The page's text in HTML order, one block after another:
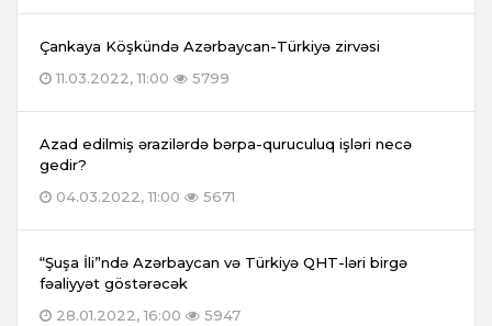
Çankaya Köşkündə Azərbaycan-Türkiyə zirvəsi
11.03.2022, 11:00
5799
Azad edilmiş ərazilərdə bərpa-quruculuq işləri necə
gedir?
04.03.2022, 11:00
5671
“Şuşa İli”ndə Azərbaycan və Türkiyə QHT-ləri birgə
fəaliyyət göstərəcək
28.01.2022, 16:00
5947